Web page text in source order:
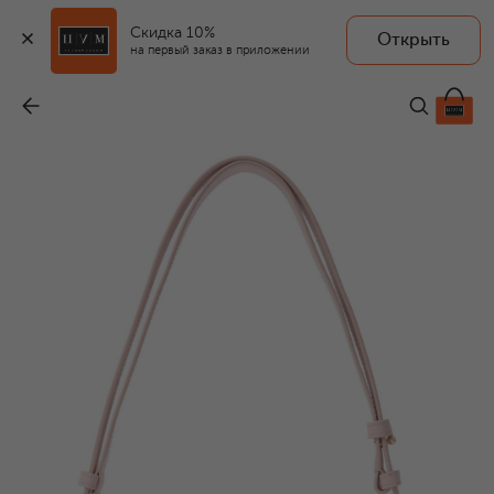
Скидка 10%
на первый заказ в приложении
Открыть
23 450 ₽